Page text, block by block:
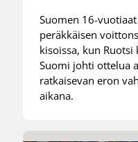
Suomen 16-
peräkkäisen
kisoissa, kun
Suomi johti ottelua
ratkaisevan eron
aikana.